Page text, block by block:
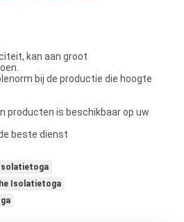
kan aan groot
bij de productie die hoogte
producten is beschikbaar op uw
beste dienst
Isolatietoga